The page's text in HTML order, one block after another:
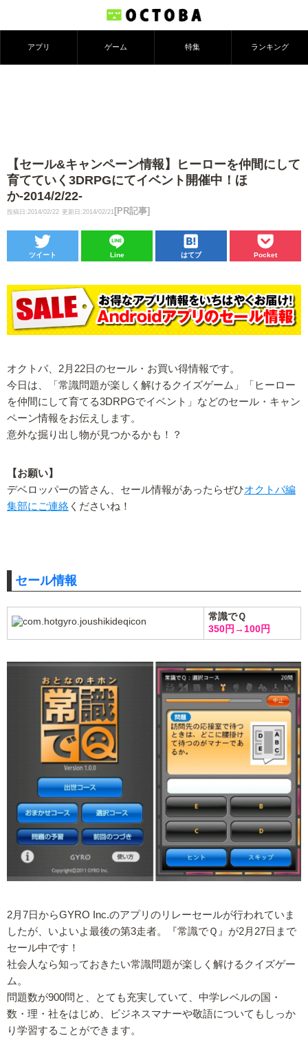
アプリ ゲーム 特集 ランキング
【セール&キャンペーン情報】ヒーローを仲間にして
育てていく3DRPGにてイベント開催中！ほ
か-2014/2/22-
投稿日:2014/02/22 更新日:2014/02/21 [PR記事]
ツイート Line はてブ Pocket
オクトバ、2月22日のセール・お買い得情報です。
今日は、「常識問題が楽しく解けるクイズゲーム」「ヒーロー
を仲間にして育てる3DRPGでイベント」などのセール・キャン
ペーン情報をお伝えします。
意外な掘り出し物が見つかるかも！？
【お願い】
デベロッパーの皆さん、セール情報があったらぜひオクトバ編
集部にご連絡 くださいね！
セール情報
常識でＱ
350円→100円
2月7日からGYRO Inc.のアプリのリレーセールが行われていま
したが、いよいよ最後の第3走者。『常識でＱ』が2月27日まで
セール中です！
社会人なら知っておきたい常識問題が楽しく解けるクイズゲー
ム。
問題数が900問と、とても充実していて、中学レベルの国・
数・理・社をはじめ、ビジネスマナーや敬語についてもしっか
り学習することができます。